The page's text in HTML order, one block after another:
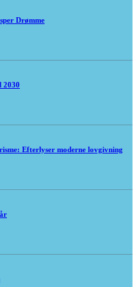
Drømme
2030
Efterlyser moderne lovgivning